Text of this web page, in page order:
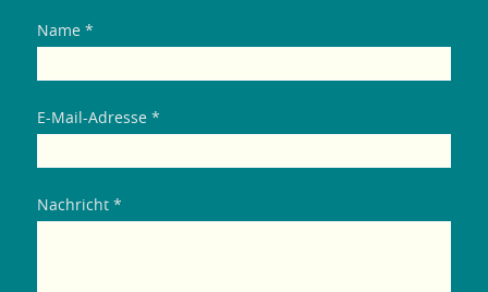
Name *
E-Mail-Adresse *
Nachricht *